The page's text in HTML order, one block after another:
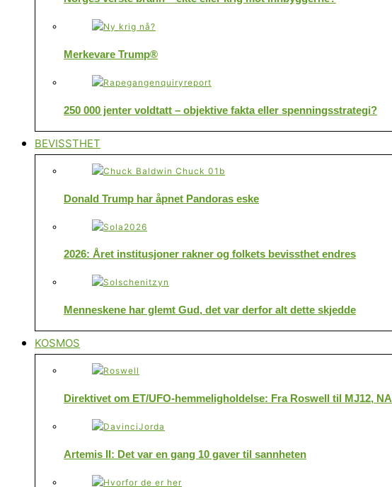
Merkevare Trump®
250 000 jenter voldtatt – objektive fakta eller spenningsstrategi?
BEVISSTHET
Donald Trump har åpnet Pandoras eske
2026: Året institusjoner rakner og folkets bevissthet endres
Menneskene har glemt Gud, det var derfor alt dette skjedde
KOSMOS
Direktivet om ET/UFO-hemmeligholdelse: Fra Roswell til MJ12,
Artemis II: Det var en gang 10 gaver til sannheten